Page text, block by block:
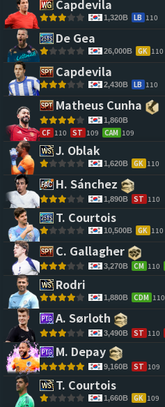
Capdevila
1,320B LB 110
De Gea
26,000B GK 110
Capdevila
2,430B LB 110
Matheus Cunha
1,860B
CF 110 ST 109 CAM 109
J. Oblak
1,620B GK 110
H. Sánchez
1,890B ST 110
T. Courtois
10,500B GK 110
C. Gallagher
3,270B CM 110
Rodri
1,880B CDM 110
A. Sørloth
3,490B ST 110
M. Depay
9,160B ST 109
T. Courtois
1,660B GK 109